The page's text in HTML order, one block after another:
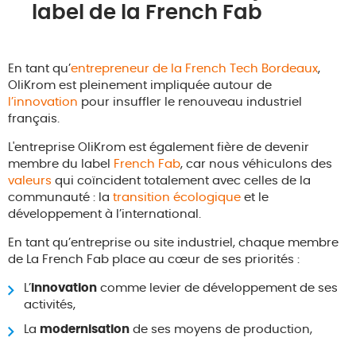
label de la French Fab
En tant qu’entrepreneur de la French Tech Bordeaux,
OliKrom est pleinement impliquée autour de
l’innovation pour insuffler le renouveau industriel
français.
L'entreprise OliKrom est également fière de devenir
membre du label
French Fab, car nous véhiculons des
valeurs qui coïncident totalement avec celles de la
communauté : la transition écologique et le
développement à l’international.
En tant qu’entreprise ou site industriel, chaque membre
de La French Fab place au cœur de ses priorités :
L’innovation comme levier de développement de ses
activités,
La modernisation de ses moyens de production,